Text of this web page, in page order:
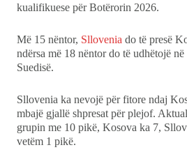
DuVideo
kualifikuese për Botërorin 2026.
Më 15 nëntor, Sllovenia do të presë
ndërsa më 18 nëntor do të udhëtojë
Suedisë.
Sllovenia ka nevojë për fitore ndaj
mbajë gjallë shpresat për plejof.
grupin me 10 pikë, Kosova ka 7,
vetëm 1 pikë.